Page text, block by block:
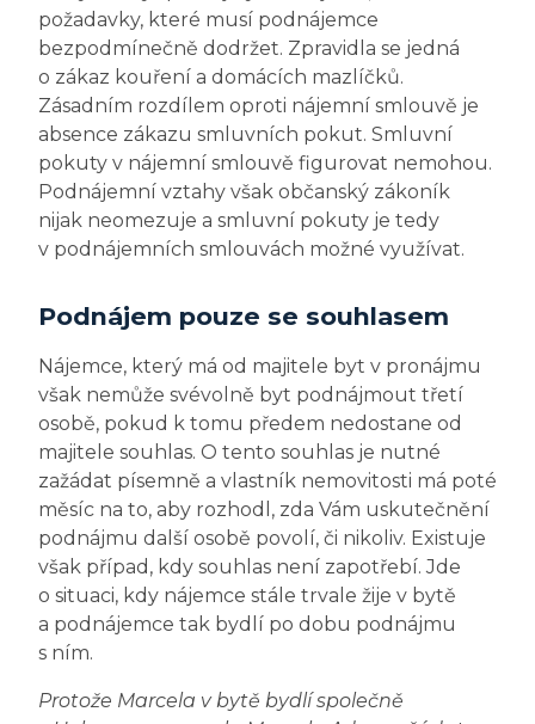
požadavky, které musí podnájemce
bezpodmínečně dodržet. Zpravidla se jedná
o zákaz kouření a domácích mazlíčků.
Zásadním rozdílem oproti nájemní smlouvě je
absence zákazu smluvních pokut. Smluvní
pokuty v nájemní smlouvě figurovat nemohou.
Podnájemní vztahy však občanský zákoník
nijak neomezuje a smluvní pokuty je tedy
v podnájemních smlouvách možné využívat.
Podnájem pouze se souhlasem
Nájemce, který má od majitele byt v pronájmu
však nemůže svévolně byt podnájmout třetí
osobě, pokud k tomu předem nedostane od
majitele souhlas. O tento souhlas je nutné
zažádat písemně a vlastník nemovitosti má poté
měsíc na to, aby rozhodl, zda Vám uskutečnění
podnájmu další osobě povolí, či nikoliv. Existuje
však případ, kdy souhlas není zapotřebí. Jde
o situaci, kdy nájemce stále trvale žije v bytě
a podnájemce tak bydlí po dobu podnájmu
s ním.
Protože Marcela v bytě bydlí společně